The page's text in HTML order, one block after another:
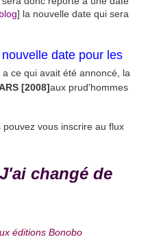
] la nouvelle date qui sera
nouvelle date pour les
ce qui avait été annoncé, la
[2008]aux prud'hommes
vous inscrire au flux
J'ai changé de
éditions Bonobo